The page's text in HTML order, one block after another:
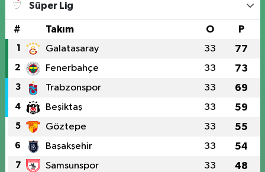
Süper Lig
# Takım O P
1 Galatasaray 33 77
2 Fenerbahçe 33 73
3 Trabzonspor 33 69
4 Beşiktaş 33 59
5 Göztepe 33 55
6 Başakşehir 33 54
7 Samsunspor 33 48